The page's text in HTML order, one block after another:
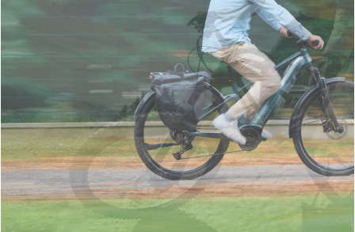
Il sait tout faire !
RAGE ALLROAD
Découvrir